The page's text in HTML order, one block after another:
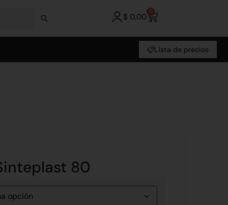
$ 0,00 0
Lista de precios
80